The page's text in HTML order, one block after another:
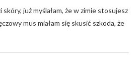
już myślałam, że w zimie stosujesz
mus miałam się skusić szkoda, że